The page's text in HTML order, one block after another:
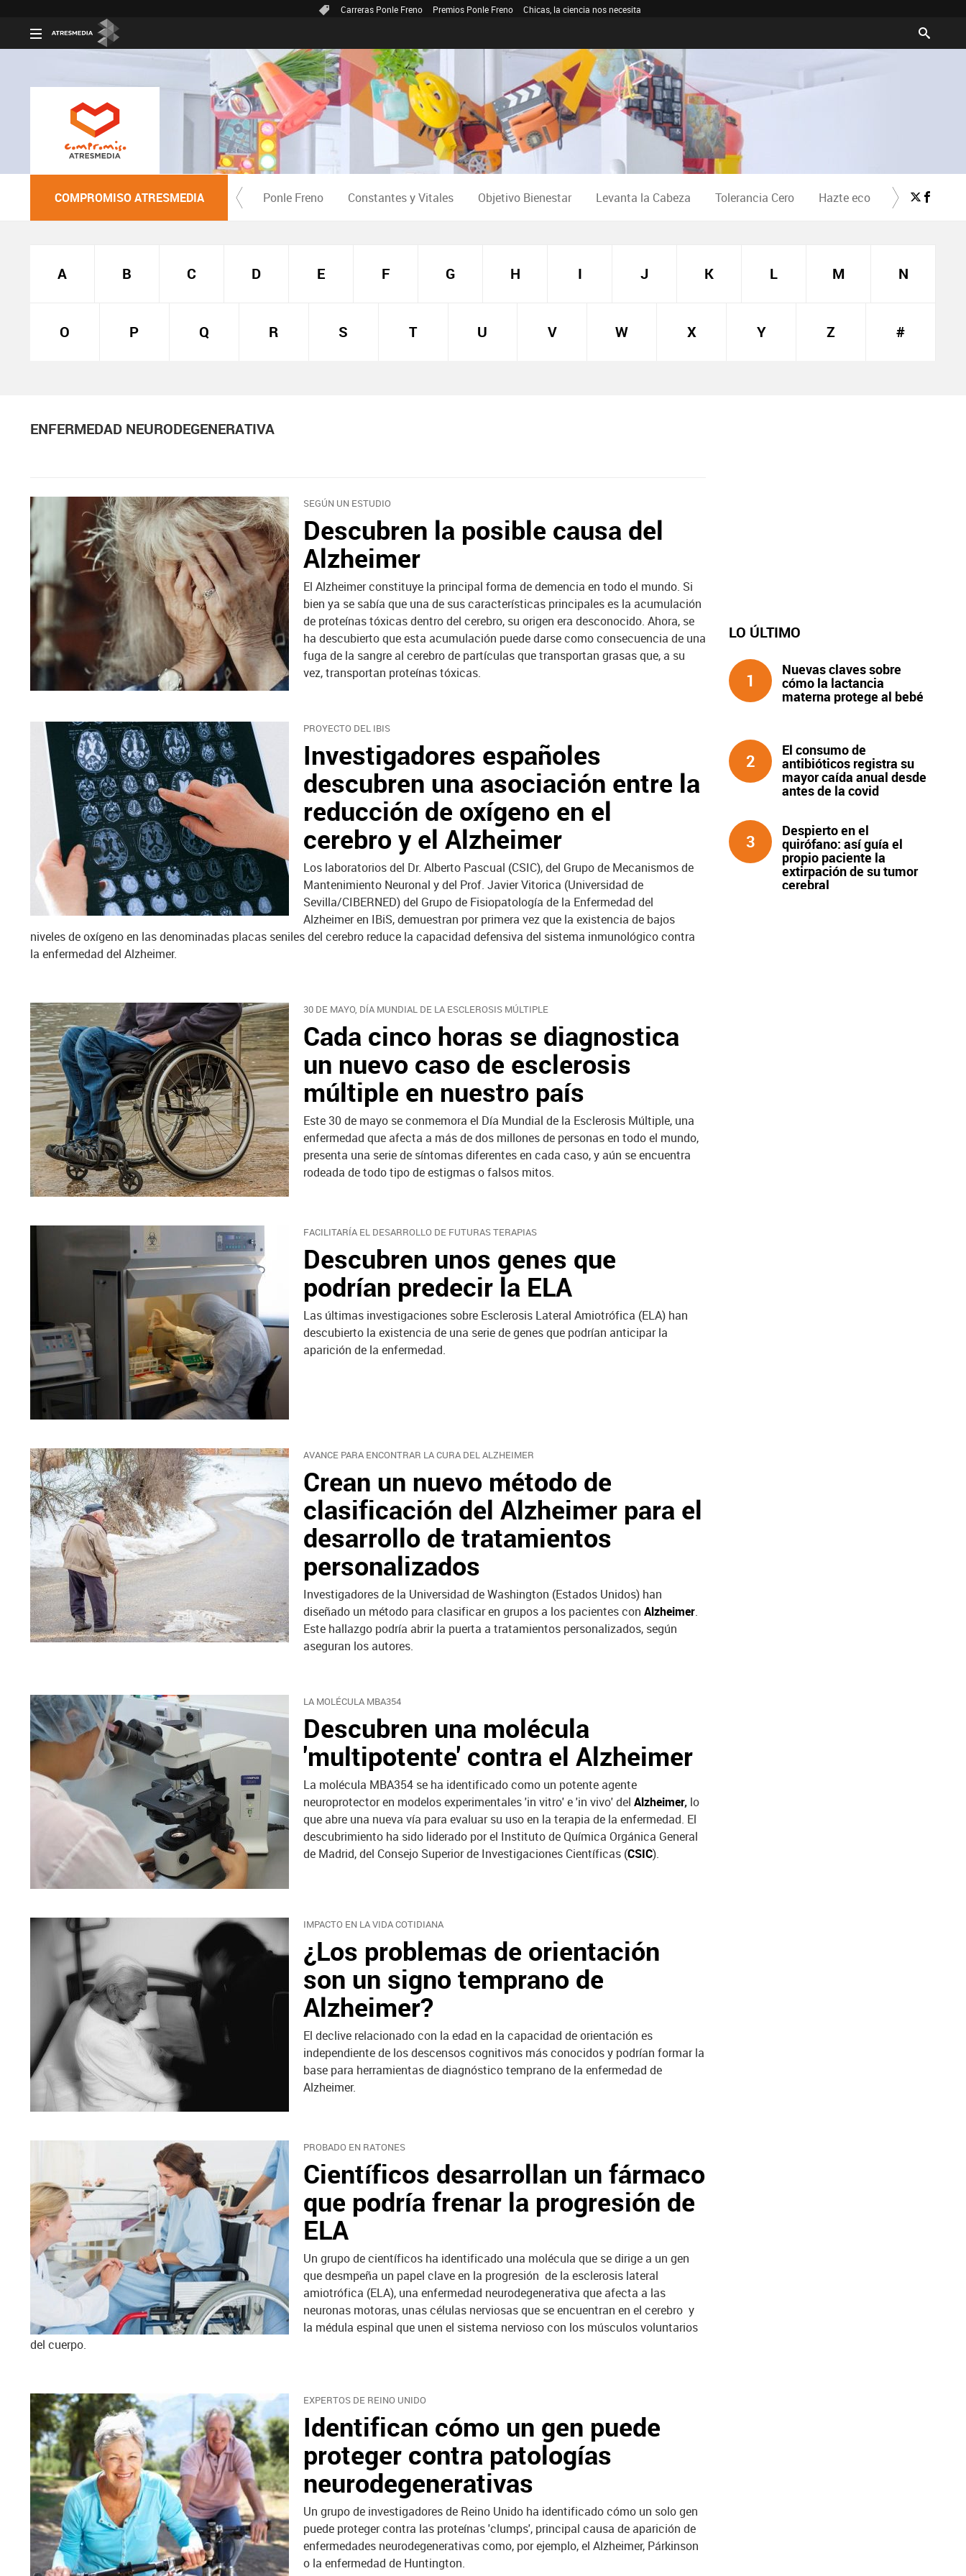
Carreras Ponle Freno Premios Ponle Freno Chicas, la ciencia nos necesita
COMPROMISO ATRESMEDIA Ponle Freno Constantes y Vitales Objetivo Bienestar Levanta la Cabeza Tolerancia Cero Hazte eco Crea Cultura
A B C D E F G H I J K L M N
O P Q R S T U V W X Y Z #
ENFERMEDAD NEURODEGENERATIVA
SEGÚN UN ESTUDIO
Descubren la posible causa del
Alzheimer
El Alzheimer constituye la principal forma de demencia en todo el mundo. Si
bien ya se sabía que una de sus características principales es la acumulación
de proteínas tóxicas dentro del cerebro, su origen era desconocido. Ahora, se
ha descubierto que esta acumulación puede darse como consecuencia de una
fuga de la sangre al cerebro de partículas que transportan grasas que, a su
vez, transportan proteínas tóxicas.
PROYECTO DEL IBIS
Investigadores españoles
descubren una asociación entre la
reducción de oxígeno en el
cerebro y el Alzheimer
Los laboratorios del Dr. Alberto Pascual (CSIC), del Grupo de Mecanismos de
Mantenimiento Neuronal y del Prof. Javier Vitorica (Universidad de
Sevilla/CIBERNED) del Grupo de Fisiopatología de la Enfermedad del
Alzheimer en IBiS, demuestran por primera vez que la existencia de bajos
niveles de oxígeno en las denominadas placas seniles del cerebro reduce la capacidad defensiva del sistema inmunológico contra
la enfermedad del Alzheimer.
30 DE MAYO, DÍA MUNDIAL DE LA ESCLEROSIS MÚLTIPLE
Cada cinco horas se diagnostica
un nuevo caso de esclerosis
múltiple en nuestro país
Este 30 de mayo se conmemora el Día Mundial de la Esclerosis Múltiple, una
enfermedad que afecta a más de dos millones de personas en todo el mundo,
presenta una serie de síntomas diferentes en cada caso, y aún se encuentra
rodeada de todo tipo de estigmas o falsos mitos.
FACILITARÍA EL DESARROLLO DE FUTURAS TERAPIAS
Descubren unos genes que
podrían predecir la ELA
Las últimas investigaciones sobre Esclerosis Lateral Amiotrófica (ELA) han
descubierto la existencia de una serie de genes que podrían anticipar la
aparición de la enfermedad.
AVANCE PARA ENCONTRAR LA CURA DEL ALZHEIMER
Crean un nuevo método de
clasificación del Alzheimer para el
desarrollo de tratamientos
personalizados
Investigadores de la Universidad de Washington (Estados Unidos) han
diseñado un método para clasificar en grupos a los pacientes con Alzheimer.
Este hallazgo podría abrir la puerta a tratamientos personalizados, según
aseguran los autores.
LA MOLÉCULA MBA354
Descubren una molécula
'multipotente' contra el Alzheimer
La molécula MBA354 se ha identificado como un potente agente
neuroprotector en modelos experimentales 'in vitro' e 'in vivo' del Alzheimer, lo
que abre una nueva vía para evaluar su uso en la terapia de la enfermedad. El
descubrimiento ha sido liderado por el Instituto de Química Orgánica General
de Madrid, del Consejo Superior de Investigaciones Científicas (CSIC).
IMPACTO EN LA VIDA COTIDIANA
¿Los problemas de orientación
son un signo temprano de
Alzheimer?
El declive relacionado con la edad en la capacidad de orientación es
independiente de los descensos cognitivos más conocidos y podrían formar la
base para herramientas de diagnóstico temprano de la enfermedad de
Alzheimer.
PROBADO EN RATONES
Científicos desarrollan un fármaco
que podría frenar la progresión de
ELA
Un grupo de científicos ha identificado una molécula que se dirige a un gen
que desmpeña un papel clave en la progresión de la esclerosis lateral
amiotrófica (ELA), una enfermedad neurodegenerativa que afecta a las
neuronas motoras, unas células nerviosas que se encuentran en el cerebro y
la médula espinal que unen el sistema nervioso con los músculos voluntarios
del cuerpo.
EXPERTOS DE REINO UNIDO
Identifican cómo un gen puede
proteger contra patologías
neurodegenerativas
Un grupo de investigadores de Reino Unido ha identificado cómo un solo gen
puede proteger contra las proteínas 'clumps', principal causa de aparición de
enfermedades neurodegenerativas como, por ejemplo, el Alzheimer, Párkinson
o la enfermedad de Huntington.
LO ÚLTIMO
1
Nuevas claves sobre
cómo la lactancia
materna protege al bebé
2
El consumo de
antibióticos registra su
mayor caída anual desde
antes de la covid
3
Despierto en el
quirófano: así guía el
propio paciente la
extirpación de su tumor
cerebral